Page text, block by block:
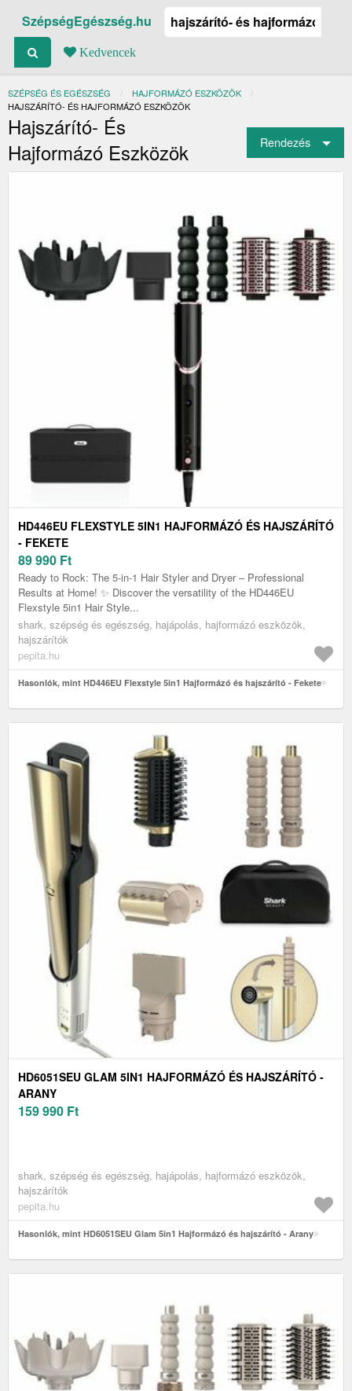
SzépségEgészség.hu
Kedvencek
SZÉPSÉG ÉS EGÉSZSÉG
HAJFORMÁZÓ ESZKÖZÖK
JELENLEGI:
HAJSZÁRÍTÓ- ÉS HAJFORMÁZÓ ESZKÖZÖK
Hajszárító- És
Hajformázó Eszközök
Rendezés
HD446EU FLEXSTYLE 5IN1 HAJFORMÁZÓ ÉS HAJSZÁRÍTÓ
- FEKETE
89 990 Ft
Ready to Rock: The 5-in-1 Hair Styler and Dryer – Professional
Results at Home! ✨ Discover the versatility of the HD446EU
Flexstyle 5in1 Hair Style...
shark, szépség és egészség, hajápolás, hajformázó eszközök,
hajszárítók
pepita.hu
Hasonlók, mint HD446EU Flexstyle 5in1 Hajformázó és hajszárító - Fekete
HD6051SEU GLAM 5IN1 HAJFORMÁZÓ ÉS HAJSZÁRÍTÓ -
ARANY
159 990 Ft
shark, szépség és egészség, hajápolás, hajformázó eszközök,
hajszárítók
pepita.hu
Hasonlók, mint HD6051SEU Glam 5in1 Hajformázó és hajszárító - Arany